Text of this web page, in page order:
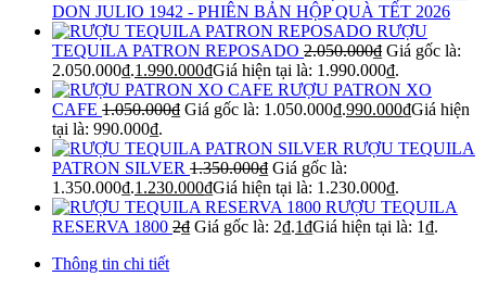
DON JULIO 1942 - PHIÊN BẢN HỘP QUÀ TẾT 2026
RƯỢU
TEQUILA PATRON REPOSADO 2.050.000₫ Giá gốc là:
2.050.000₫.1.990.000₫Giá hiện tại là: 1.990.000₫.
RƯỢU PATRON XO
CAFE 1.050.000₫ Giá gốc là: 1.050.000₫.990.000₫Giá hiện
tại là: 990.000₫.
RƯỢU TEQUILA
PATRON SILVER 1.350.000₫ Giá gốc là:
1.350.000₫.1.230.000₫Giá hiện tại là: 1.230.000₫.
RƯỢU TEQUILA
RESERVA 1800 2₫ Giá gốc là: 2₫.1₫Giá hiện tại là: 1₫.
Thông tin chi tiết